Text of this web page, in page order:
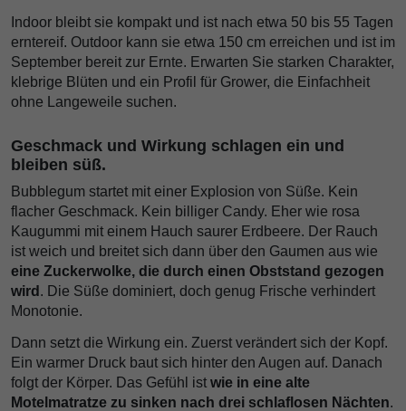
Indoor bleibt sie kompakt und ist nach etwa 50 bis 55 Tagen
erntereif. Outdoor kann sie etwa 150 cm erreichen und ist im
September bereit zur Ernte. Erwarten Sie starken Charakter,
klebrige Blüten und ein Profil für Grower, die Einfachheit
ohne Langeweile suchen.
Geschmack und Wirkung schlagen ein und
bleiben süß.
Bubblegum startet mit einer Explosion von Süße. Kein
flacher Geschmack. Kein billiger Candy. Eher wie rosa
Kaugummi mit einem Hauch saurer Erdbeere. Der Rauch
ist weich und breitet sich dann über den Gaumen aus wie
eine Zuckerwolke, die durch einen Obststand gezogen
wird . Die Süße dominiert, doch genug Frische verhindert
Monotonie.
Dann setzt die Wirkung ein. Zuerst verändert sich der Kopf.
Ein warmer Druck baut sich hinter den Augen auf. Danach
folgt der Körper. Das Gefühl ist wie in eine alte
Motelmatratze zu sinken nach drei schlaflosen Nächten.